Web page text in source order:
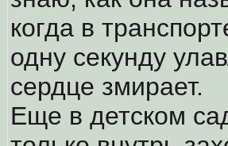
когда в
одну секунду
сердце змирает.
Еще в детском